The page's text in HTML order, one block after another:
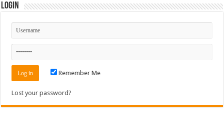
Login
Remember Me
Lost your password?